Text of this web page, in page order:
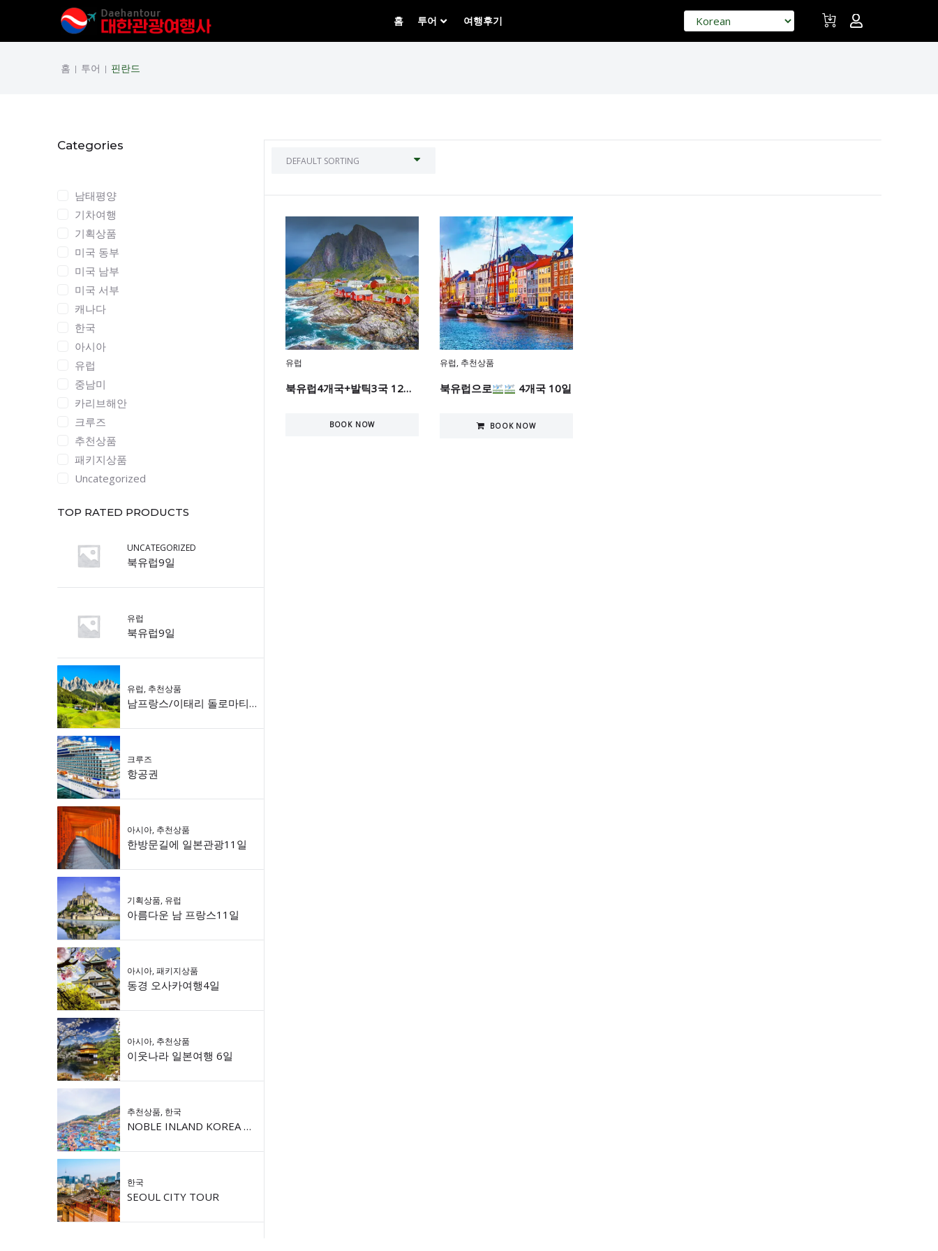
홈 투어 여행후기
홈 | 투어 | 핀란드
Categories
남태평양
기차여행
기획상품
미국 동부
미국 남부
미국 서부
캐나다
한국
아시아
유럽
중남미
카리브해안
크루즈
추천상품
패키지상품
Uncategorized
TOP RATED PRODUCTS
UNCATEGORIZED
북유럽9일
유럽
북유럽9일
유럽, 추천상품
남프랑스/이태리 돌로마티 9일
크루즈
항공권
아시아, 추천상품
한방문길에 일본관광11일
기획상품, 유럽
아름다운 남 프랑스11일
아시아,패키지상품
동경 오사카여행4일
아시아, 추천상품
이웃나라 일본여행 6일
추천상품, 한국
NOBLE INLAND KOREA 9DAY
한국
SEOUL CITY TOUR
유럽
북유럽4개국+발틱3국 12일 한꺼번에 관광하기
BOOK NOW
유럽, 추천상품
북유럽으로 4개국 10일
BOOK NOW